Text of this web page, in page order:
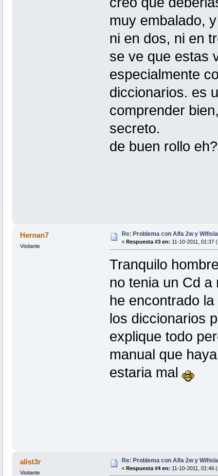
muy embalado,
ni en dos, ni en
se ve que estas
especialmente
diccionarios. es
comprender
secreto.
de buen rollo
Hernan7
Visitante
Re: Problema con Alfa 2w y
« Respuesta #3 en: 11-10-2011, 01:37
Tranquilo
no tenia un Cd
he encontrado
los diccionarios
explique todo
manual que
estaria mal
alist3r
Visitante
Re: Problema con Alfa 2w y
« Respuesta #4 en: 11-10-2011, 01:46